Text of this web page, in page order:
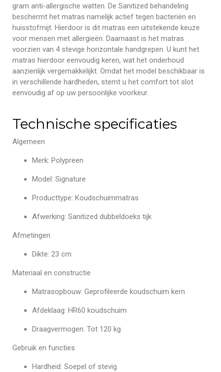
gram anti-allergische watten. De Sanitized behandeling
beschermt het matras namelijk actief tegen bacteriën en
huisstofmijt. Hierdoor is dit matras een uitstekende keuze
voor mensen met allergieën. Daarnaast is het matras
voorzien van 4 stevige horizontale handgrepen. U kunt het
matras hierdoor eenvoudig keren, wat het onderhoud
aanzienlijk vergemakkelijkt. Omdat het model beschikbaar is
in verschillende hardheden, stemt u het comfort tot slot
eenvoudig af op uw persoonlijke voorkeur.
Technische specificaties
Algemeen
Merk: Polypreen
Model: Signature
Producttype: Koudschuimmatras
Afwerking: Sanitized dubbeldoeks tijk
Afmetingen
Dikte: 23 cm
Materiaal en constructie
Matrasopbouw: Geprofileerde koudschuim kern
Afdeklaag: HR60 koudschuim
Draagvermogen: Tot 120 kg
Gebruik en functies
Hardheid: Soepel of stevig